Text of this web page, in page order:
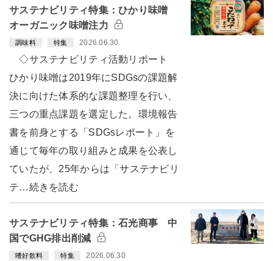
サステナビリティ特集：ひかり味噌
オーガニック味噌注力
調味料 特集 2026.06.30
◇サステナビリティ活動リポート
ひかり味噌は2019年にSDGsの課題解
決に向けた体系的な課題整理を行い、
三つの重点課題を選定した。環境報告
書を前身とする「SDGsレポート」を
通じて毎年の取り組みと成果を公表し
ていたが、25年からは「サステナビリ
テ…続きを読む
サステナビリティ特集：石光商事 中
国でGHG排出削減
嗜好飲料 特集 2026.06.30